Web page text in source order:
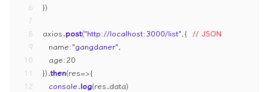
6
7
8
9
10
11
12
})
axios.post("http://localhost:3000/list",{ // JSON
name:"gangdaner",
age:20
}).then(res=>{
console.log(res.data)